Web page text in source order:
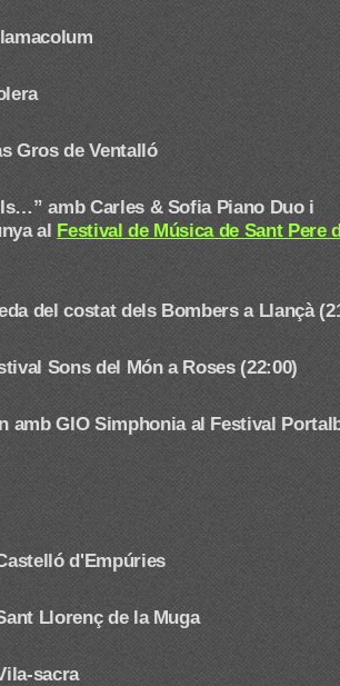
Gros de Ventalló
amb Carles & Sofia Piano Duo i
al Festival de Música de Sant Pere
del costat dels Bombers a Llançà
Sons del Món a Roses (22:00)
amb GIO Simphoniaal Festival
d'Empúries
Llorenç de la Muga
sacra